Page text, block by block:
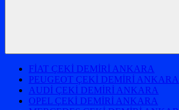
FİAT ÇEKİ DEMİRİ ANKARA
PEUGEOT ÇEKİ DEMİRİ ANKARA
AUDİ ÇEKİ DEMİRİ ANKARA
OPEL ÇEKİ DEMİRİ ANKARA